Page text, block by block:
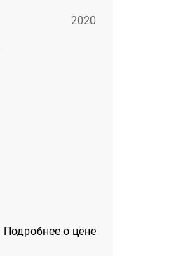
2020
Подробнее о цене